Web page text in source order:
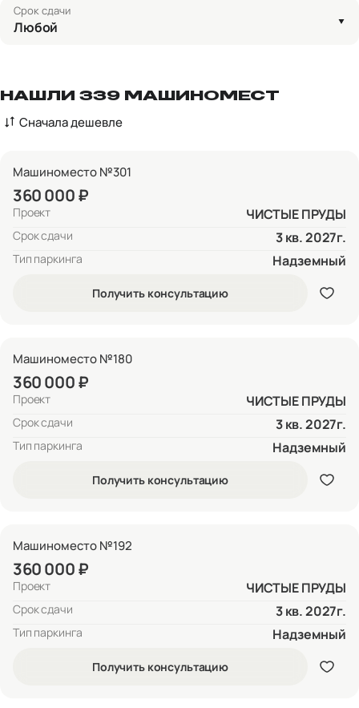
Срок сдачи
Любой
НАШЛИ 339 МАШИНОМЕСТ
Сначала дешевле
Машиноместо №301
360 000 ₽
Проект ЧИСТЫЕ ПРУДЫ
Срок сдачи 3 кв. 2027г.
Тип паркинга Надземный
Получить консультацию
Машиноместо №180
360 000 ₽
Проект ЧИСТЫЕ ПРУДЫ
Срок сдачи 3 кв. 2027г.
Тип паркинга Надземный
Получить консультацию
Машиноместо №192
360 000 ₽
Проект ЧИСТЫЕ ПРУДЫ
Срок сдачи 3 кв. 2027г.
Тип паркинга Надземный
Получить консультацию